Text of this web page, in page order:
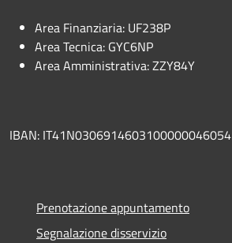
Area Finanziaria: UF238P
Area Tecnica: GYC6NP
Area Amministrativa: ZZY84Y
IBAN: IT41N0306914603100000046054
Prenotazione appuntamento
Segnalazione disservizio